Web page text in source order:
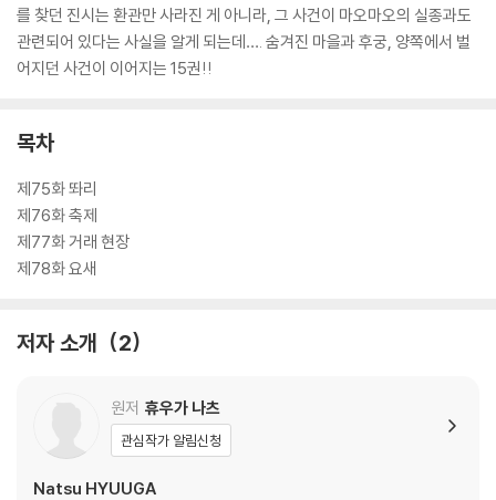
를 찾던 진시는 환관만 사라진 게 아니라, 그 사건이 마오마오의 실종과도
관련되어 있다는 사실을 알게 되는데…. 숨겨진 마을과 후궁, 양쪽에서 벌
어지던 사건이 이어지는 15권!!
목차
제75화 똬리
제76화 축제
제77화 거래 현장
제78화 요새
저자 소개 2
원저 휴우가 나츠
관심작가 알림신청
Natsu HYUUGA